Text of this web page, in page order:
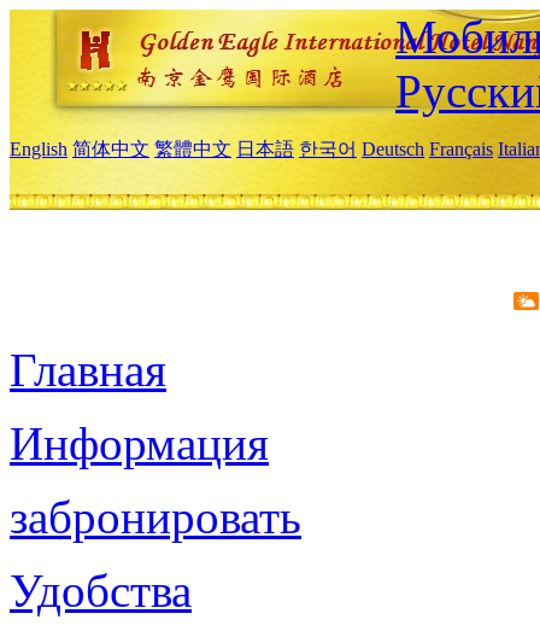
English 简体中文 繁體中文 日本語 한국어 Deutsch Français
Главная
Информация
забронировать
Удобства